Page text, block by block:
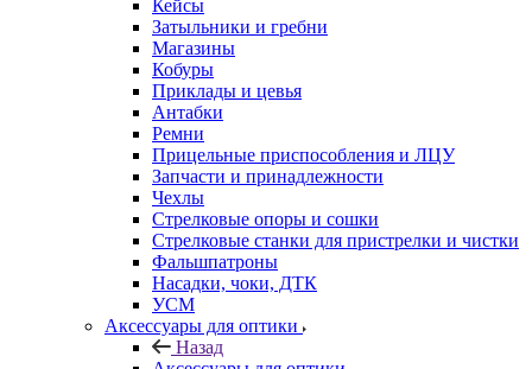
Кейсы
Затыльники и гребни
Магазины
Кобуры
Приклады и цевья
Антабки
Ремни
Прицельные приспособления и ЛЦУ
Запчасти и принадлежности
Чехлы
Стрелковые опоры и сошки
Стрелковые станки для пристрелки и чистки
Фальшпатроны
Насадки, чоки, ДТК
УСМ
Аксессуары для оптики
Назад